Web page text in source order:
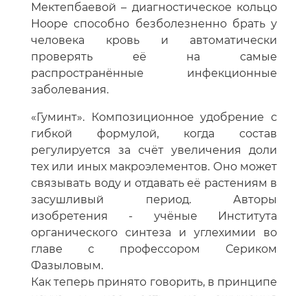
Мектепбаевой – диагностическое кольцо
Hoope способно безболезненно брать у
человека кровь и автоматически
проверять её на самые
распространённые инфекционные
заболевания.
«Гуминт». Композиционное удобрение с
гибкой формулой, когда состав
регулируется за счёт увеличения доли
тех или иных макроэлементов. Оно может
связывать воду и отдавать её растениям в
засушливый период. Авторы
изобретения - учёные Института
органического синтеза и углехимии во
главе с профессором Сериком
Фазыловым.
Как теперь принято говорить, в принципе